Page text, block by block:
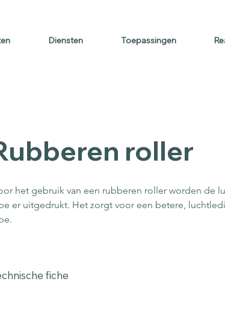
Diensten Toepassingen
roller
het gebruik van een rubberen roller worden de
er uitgedrukt. Het zorgt voor een betere,
fiche